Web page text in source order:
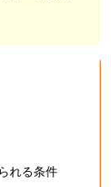
れる条件